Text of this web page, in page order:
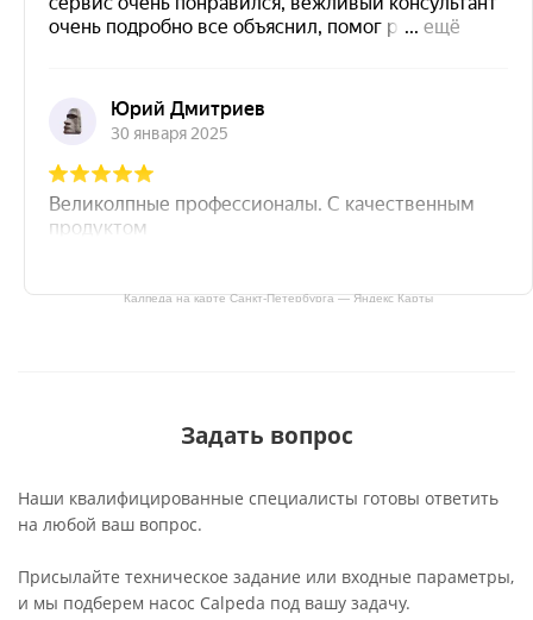
Калпеда на карте Санкт‑Петербурга — Яндекс Карты
Задать вопрос
Наши квалифицированные специалисты готовы ответить
на любой ваш вопрос.
Присылайте техническое задание или входные параметры,
и мы подберем насос Calpeda под вашу задачу.